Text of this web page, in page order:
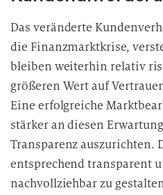
Das veränderte
die Finanzmarktkrise,
bleiben weiterhin relativ
größeren Wert auf
Eine erfolgreiche
stärker an diesen
Transparenz auszurichten.
entsprechend transparent
nachvollziehbar zu